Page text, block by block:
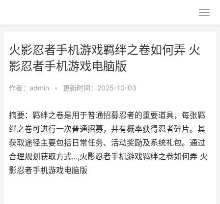
火影忍者手机游戏羁绊之卷如何弄 火
影忍者手机游戏电脑版
作者： admin • 更新时间：2025-10-03
摘要：羁绊之卷是用于普通招募忍者的重要道具，每张羁
绊之卷可进行一次普通招募，并有概率获得忍者碎片。其
获取途径主要包括日常任务、活动奖励及系统礼包。通过
合理规划获取方式...,火影忍者手机游戏羁绊之卷如何弄 火
影忍者手机游戏电脑版